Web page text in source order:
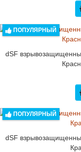
ПОПУЛЯРНЫЙ
dSF
ПОПУЛЯРНЫЙ
dSF